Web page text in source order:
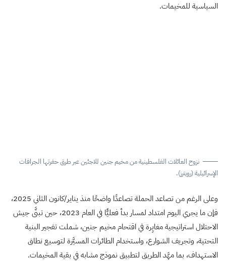
السياسية للمخيمات.
نزوح العائلات الفلسطينية من مخيم جنين للاجئين عبر طرق حفرتها الجرافات
الإسرائيلية (رويترز).
وعلى الرغم من تصاعد الحملة تصاعدًا واضحًا منذ يناير/كانون الثاني 2025،
فإن ما يجري اليوم امتداد لمسار بدأ فعليًّا في العام 2023، حين تبنَّى جيش
الاحتلال استراتيجية مغايِرة في اقتحام مخيم جنين، شملت تفجير البنية
التحتية، وتجريف الشوارع، واستخدام الطائرات المسيَّرة لتوسيع نطاق
الاستهداف، بما مهَّد الطريق لتطبيق نموذج مشابه في بقية المخيمات.